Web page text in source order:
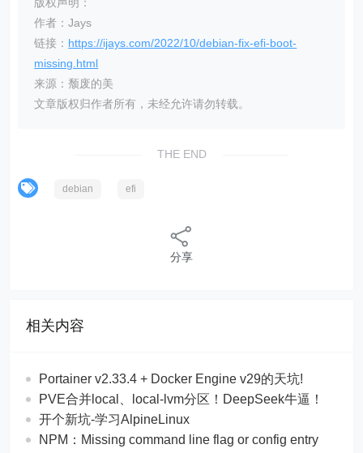
作者：Jays
链接： https://ijays.com/2022/10/debian-fix-efi-boot-
missing.html
来源：颓废的美
文章版权归作者所有，未经允许请勿转载。
THE END
debian efi
分享
相关内容
Portainer v2.33.4 + Docker Engine v29的天坑!
PVE合并local、local-lvm分区！DeepSeek牛逼！
开个新坑-学习AlpineLinux
NPM：Missing command line flag or config entry